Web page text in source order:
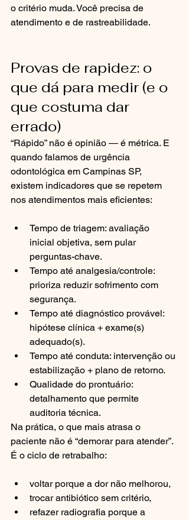
o critério muda. Você precisa de
atendimento e de rastreabilidade.
Provas de rapidez: o
que dá para medir (e o
que costuma dar
errado)
“Rápido” não é opinião — é métrica. E
quando falamos de urgência
odontológica em Campinas SP,
existem indicadores que se repetem
nos atendimentos mais eficientes:
Tempo de triagem: avaliação
inicial objetiva, sem pular
perguntas-chave.
Tempo até analgesia/controle:
prioriza reduzir sofrimento com
segurança.
Tempo até diagnóstico provável:
hipótese clínica + exame(s)
adequado(s).
Tempo até conduta: intervenção ou
estabilização + plano de retorno.
Qualidade do prontuário:
detalhamento que permite
auditoria técnica.
Na prática, o que mais atrasa o
paciente não é “demorar para atender”.
É o ciclo de retrabalho:
voltar porque a dor não melhorou,
trocar antibiótico sem critério,
refazer radiografia porque a